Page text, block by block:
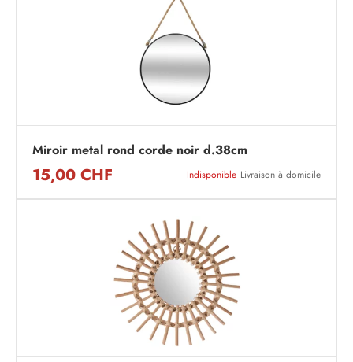
Miroir metal rond corde noir d.38cm
15,00 CHF Indisponible Livraison à domicile